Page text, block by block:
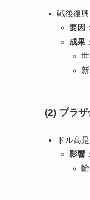
戦後復
要因
成果 ：
(2) プラザ
ドル高
影響 ：